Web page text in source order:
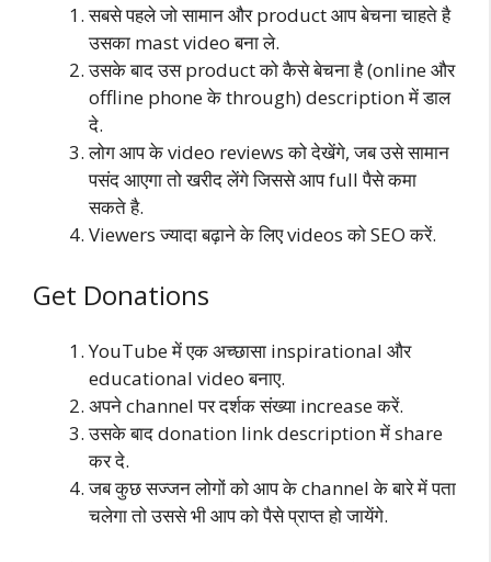
सबसे पहले जो सामान और product आप बेचना चाहते है
उसका mast video बना ले.
उसके बाद उस product को कैसे बेचना है (online और
offline phone के through) description में डाल
दे.
लोग आप के video reviews को देखेंगे, जब उसे सामान
पसंद आएगा तो खरीद लेंगे जिससे आप full पैसे कमा
सकते है.
Viewers ज्यादा बढ़ाने के लिए videos को SEO करें.
Get Donations
YouTube में एक अच्छासा inspirational और
educational video बनाए.
अपने channel पर दर्शक संख्या increase करें.
उसके बाद donation link description में share
कर दे.
जब कुछ सज्जन लोगों को आप के channel के बारे में पता
चलेगा तो उससे भी आप को पैसे प्राप्त हो जायेंगे.